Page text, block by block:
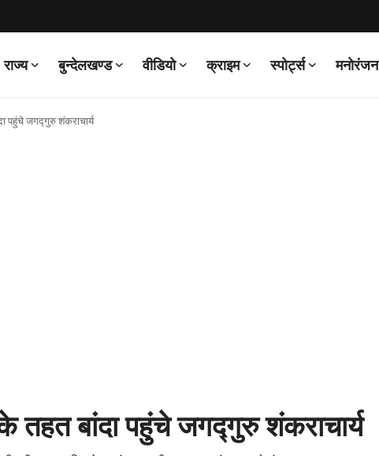
राज्य बुन्देलखण्ड वीडियो क्राइम स्पोर्ट्स मनोरंजन
पहुंचे जगद्गुरु शंकराचार्य
के तहत बांदा पहुंचे जगद्गुरु शंकराचार्य